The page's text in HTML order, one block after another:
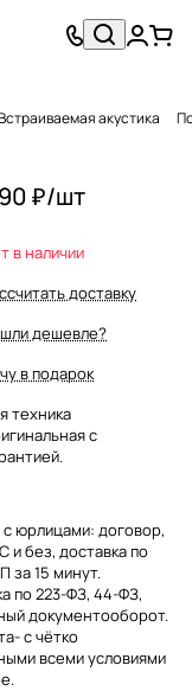
акустика
₽/шт
в наличии
доставку
дешевле?
в подарок
техника
с
юрлицами: договор,
и без, доставка по
за 15 минут.
по 223-ФЗ, 44-ФЗ,
документооборот.
с чётко
всеми условиями